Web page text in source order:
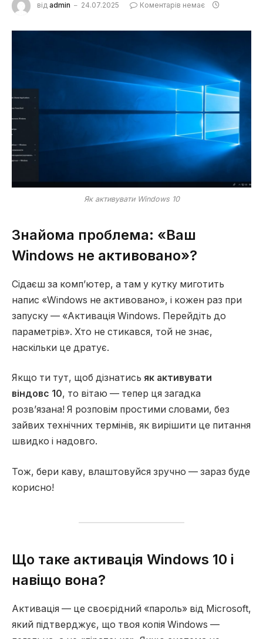
від admin 24.07.2025 Коментарів немає
Як активувати Windows 10
Знайома проблема: «Ваш
Windows не активовано»?
Сідаєш за комп’ютер, а там у кутку миготить
напис «Windows не активовано», і кожен раз при
запуску — «Активація Windows. Перейдіть до
параметрів». Хто не стикався, той не знає,
наскільки це дратує.
Якщо ти тут, щоб дізнатись як активувати
віндовс 10, то вітаю — тепер ця загадка
розв’язана! Я розповім простими словами, без
зайвих технічних термінів, як вирішити це питання
швидко і надовго.
Тож, бери каву, влаштовуйся зручно — зараз буде
корисно!
Що таке активація Windows 10 і
навіщо вона?
Активація — це своєрідний «пароль» від Microsoft,
який підтверджує, що твоя копія Windows —